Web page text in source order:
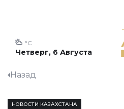
Четверг, 6 Августа
°C
Назад
НОВОСТИ КАЗАХСТАНА